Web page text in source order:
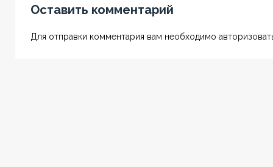
Оставить комментарий
Для отправки комментария вам необходимо